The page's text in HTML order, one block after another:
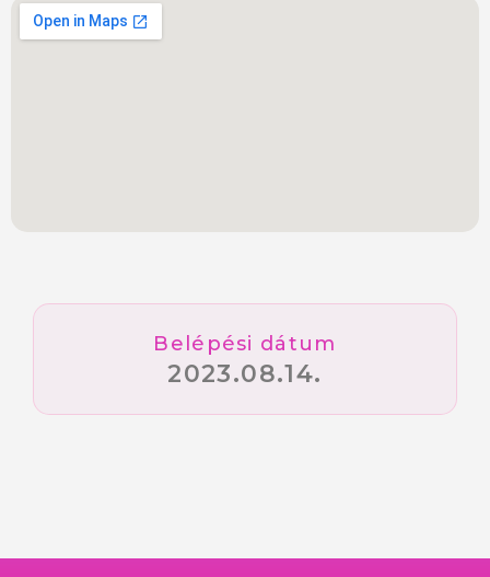
Belépési dátum
2023.08.14.